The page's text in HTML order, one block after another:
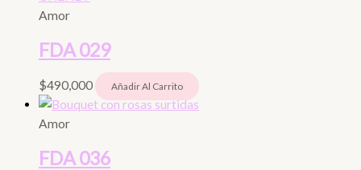
Amor
FDA 029
$490,000 Añadir Al Carrito
Amor
FDA 036